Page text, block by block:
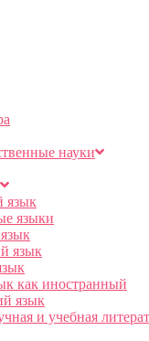
науки
язык
языки
язык
как иностранный
язык
и учебная